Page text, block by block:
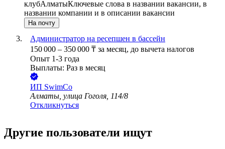
клубАлматыКлючевые слова в названии вакансии, в
названии компании и в описании вакансии
На почту
Администратор на ресепшен в бассейн
150 000 – 350 000 ₸ за месяц, до вычета налогов
Опыт 1-3 года
Выплаты: Раз в месяц
ИП SwimCo
Алматы, улица Гоголя, 114/8
Откликнуться
Другие пользователи ищут